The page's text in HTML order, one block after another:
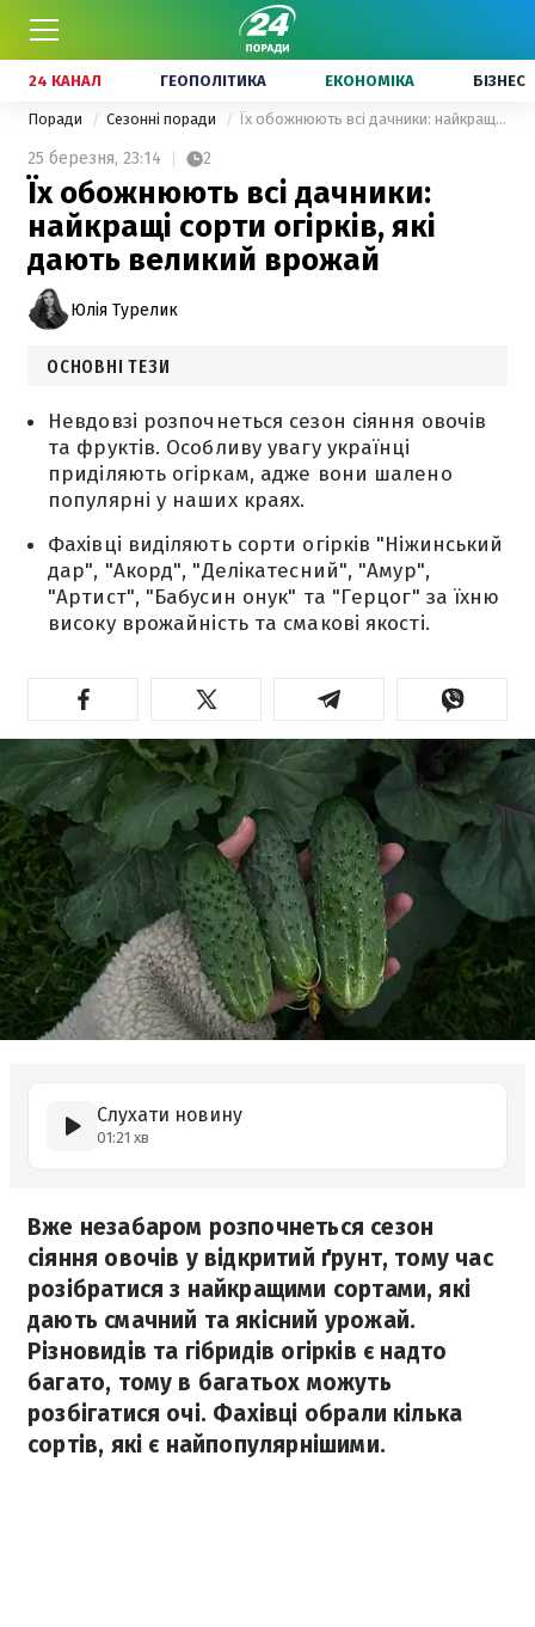
24 КАНАЛ ГЕОПОЛІТИКА ЕКОНОМІКА БІЗНЕС
Поради Сезонні поради Їх обожнюють всі дачники: найкращі сорти огірків, які дають великий врожай
25 березня, 23:14 2
Їх обожнюють всі дачники:
найкращі сорти огірків, які
дають великий врожай
Юлія Турелик
ОСНОВНІ ТЕЗИ
Невдовзі розпочнеться сезон сіяння овочів
та фруктів. Особливу увагу українці
приділяють огіркам, адже вони шалено
популярні у наших краях.
Фахівці виділяють сорти огірків "Ніжинський
дар", "Акорд", "Делікатесний", "Амур",
"Артист", "Бабусин онук" та "Герцог" за їхню
високу врожайність та смакові якості.
Слухати новину
01:21 хв
Вже незабаром розпочнеться сезон
сіяння овочів у відкритий ґрунт, тому час
розібратися з найкращими сортами, які
дають смачний та якісний урожай.
Різновидів та гібридів огірків є надто
багато, тому в багатьох можуть
розбігатися очі. Фахівці обрали кілька
сортів, які є найпопулярнішими.